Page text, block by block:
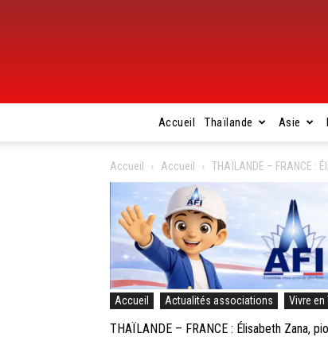
Accueil Thaïlande Asie
Accueil Accueil THAÏLANDE – FRANCE :
Accueil Actualités associations Vivre en
THAÏLANDE – FRANCE : Élisabeth Zana,